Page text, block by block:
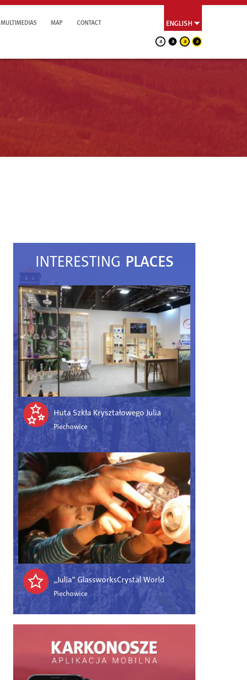
ENGLISH
a a a a
MULTIMEDIAS MAP CONTACT
INTERESTING PLACES
Huta Szkła Kryształowego Julia
Piechowice
„Julia” GlassworksCrystal World
Piechowice